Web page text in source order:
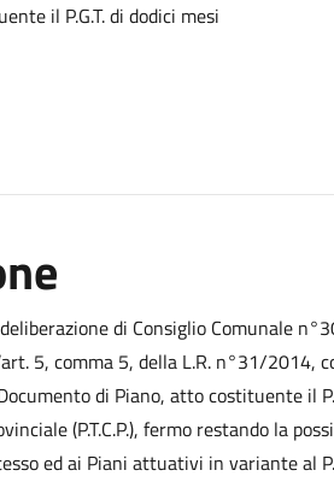
il P.G.T. di dodici mesi
di Consiglio Comunale
5, comma 5, della L.R. n°31/2014,
di Piano, atto costituente il
(P.T.C.P.), fermo restando la
ed ai Piani attuativi in variante al